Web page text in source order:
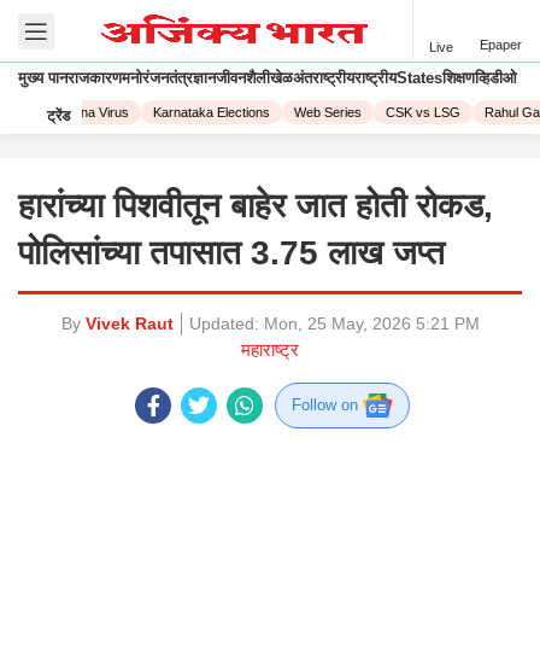
Live Epaper
मुख्य पानराजकारणमनोरंजनतंत्रज्ञानजीवनशैलीखेळअंतराष्ट्रीयराष्ट्रीयStatesशिक्षणव्हिडीओ
ट्रेंड
Corona Virus Karnataka Elections Web Series CSK vs LSG Rahul
हारांच्या पिशवीतून बाहेर जात होती रोकड,
पोलिसांच्या तपासात 3.75 लाख जप्त
By Vivek Raut Updated: Mon, 25 May, 2026 5:21 PM
महाराष्ट्र
Follow on